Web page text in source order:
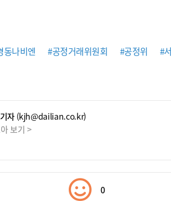
동나비엔 #공정거래위원회 #공정위 #
자 (kjh@dailian.co.kr)
보기 >
0